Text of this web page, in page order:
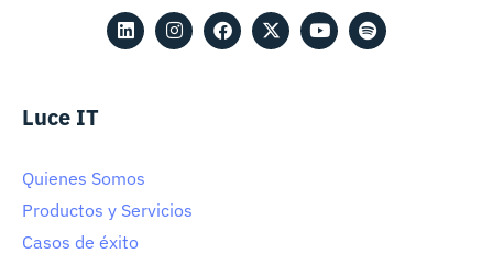
Luce IT
Quienes Somos
Productos y Servicios
Casos de éxito